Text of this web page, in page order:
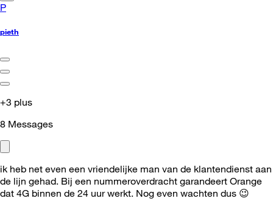
P
pieth
+3 plus
8 Messages
ik heb net even een vriendelijke man van de klantendienst aan
de lijn gehad. Bij een nummeroverdracht garandeert Orange
dat 4G binnen de 24 uur werkt. Nog even wachten dus 😉